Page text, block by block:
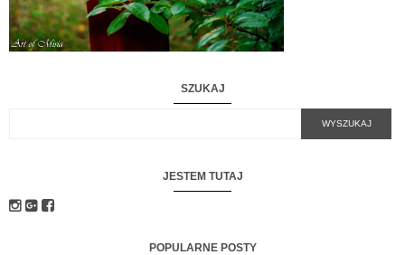
SZUKAJ
JESTEM TUTAJ
POPULARNE POSTY